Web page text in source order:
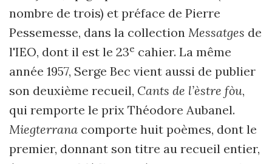
nombre de trois) et préface de Pierre
Pessemesse, dans la collection Messatges de
l'IEO, dont il est le 23e cahier. La même
année 1957, Serge Bec vient aussi de publier
son deuxième recueil, Cants de l’èstre fòu,
qui remporte le prix Théodore Aubanel.
Miegterrana comporte huit poèmes, dont le
premier, donnant son titre au recueil entier,